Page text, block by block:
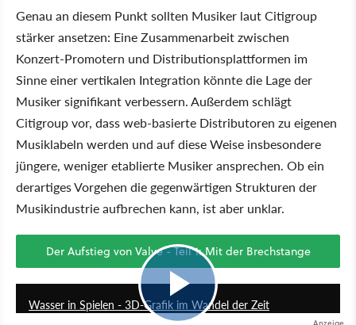
Genau an diesem Punkt sollten Musiker laut Citigroup
stärker ansetzen: Eine Zusammenarbeit zwischen
Konzert-Promotern und Distributionsplattformen im
Sinne einer vertikalen Integration könnte die Lage der
Musiker signifikant verbessern. Außerdem schlägt
Citigroup vor, dass web-basierte Distributoren zu eigenen
Musiklabeln werden und auf diese Weise insbesondere
jüngere, weniger etablierte Musiker ansprechen. Ob ein
derartiges Vorgehen die gegenwärtigen Strukturen der
Musikindustrie aufbrechen kann, ist aber unklar.
Der Aufstieg von Valve - Teil 1: Mit der Brechstange
7:56
Wasser in Spielen - 3D-Grafik im Wandel der Zeit